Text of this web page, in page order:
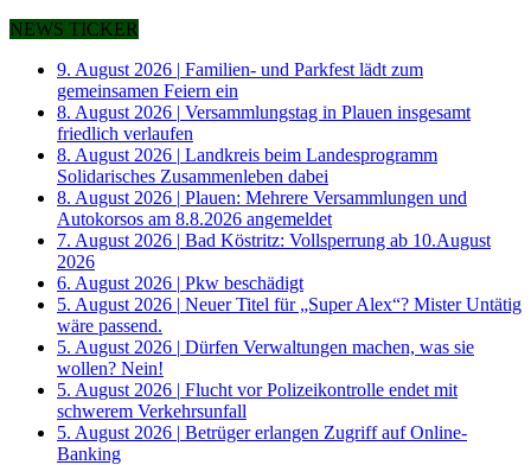
NEWS TICKER
9. August 2026 | Familien- und Parkfest lädt zum
gemeinsamen Feiern ein
8. August 2026 | Versammlungstag in Plauen insgesamt
friedlich verlaufen
8. August 2026 | Landkreis beim Landesprogramm
Solidarisches Zusammenleben dabei
8. August 2026 | Plauen: Mehrere Versammlungen und
Autokorsos am 8.8.2026 angemeldet
7. August 2026 | Bad Köstritz: Vollsperrung ab 10.August
2026
6. August 2026 | Pkw beschädigt
5. August 2026 | Neuer Titel für „Super Alex“? Mister Untätig
wäre passend.
5. August 2026 | Dürfen Verwaltungen machen, was sie
wollen? Nein!
5. August 2026 | Flucht vor Polizeikontrolle endet mit
schwerem Verkehrsunfall
5. August 2026 | Betrüger erlangen Zugriff auf Online-
Banking